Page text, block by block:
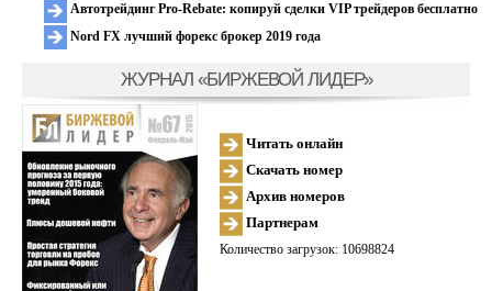
Автотрейдинг Pro-Rebate: копируй сделки VIP трейдеров бесплатно
Nord FX лучший форекс брокер 2019 года
ЖУРНАЛ «БИРЖЕВОЙ ЛИДЕР»
Читать онлайн
Скачать номер
Архив номеров
Партнерам
Количество загрузок: 10698824